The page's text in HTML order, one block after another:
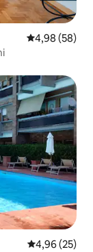
Vlerësimi
4,98 (58)
Vlerësimi
4,96 (25)